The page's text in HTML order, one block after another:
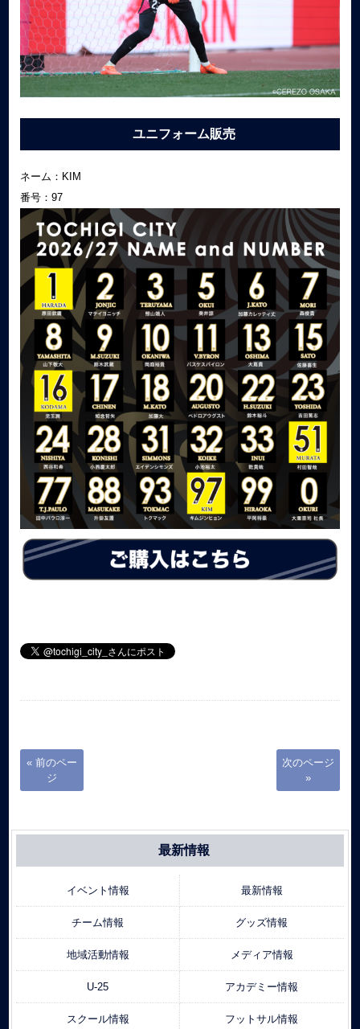
ユニフォーム販売
ネーム：KIM
番号：97
« 前のペー
ジ
次のページ
»
最新情報
イベント情報 最新情報
チーム情報 グッズ情報
地域活動情報 メディア情報
U-25 アカデミー情報
スクール情報 フットサル情報